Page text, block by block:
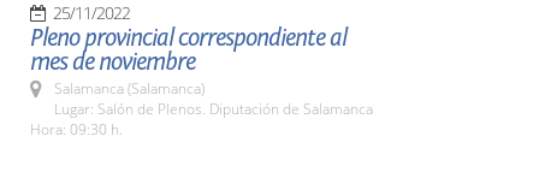
25/11/2022
Pleno provincial correspondiente al
mes de noviembre
Salamanca (Salamanca)
Lugar: Salón de Plenos. Diputación de Salamanca
Hora: 09:30 h.